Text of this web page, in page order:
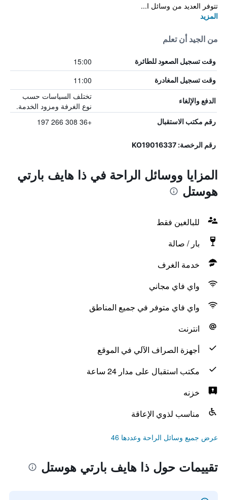
تتوفر العديد من وسائل ا...
المزيد
من الجيد أن تعلم
وقت تسجيل الصعود للطائرة 15:00
وقت تسجيل المغادرة 11:00
الدفع والإلغاء
تختلف السياسات حسب
نوع الغرفة ومزود الخدمة.
رقم مكتب الاستقبال +36 308 266 197
رقم الرخصة: KO19016337
المزايا ووسائل الراحة في ذا هايف بارتي
هوستل
للبالغين فقط
بار / صالة
خدمة الغرف
واي فاي مجاني
واي فاي متوفر في جميع المناطق
انترنت
أجهزة الصراف الآلي في الموقع
مكتب استقبال على مدار 24 ساعة
خزنه
مناسب لذوي الإعاقة
عرض جميع وسائل الراحة وعددها 46
تقييمات حول ذا هايف بارتي هوستل